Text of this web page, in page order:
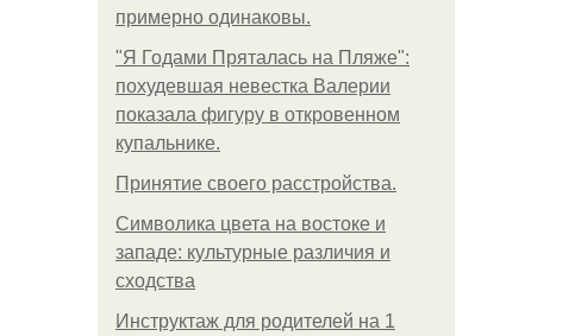
примерно одинаковы.
"Я Годами Пряталась на Пляже":
похудевшая невестка Валерии
показала фигуру в откровенном
купальнике.
Принятие своего расстройства.
Символика цвета на востоке и
западе: культурные различия и
сходства
Инструктаж для родителей на 1